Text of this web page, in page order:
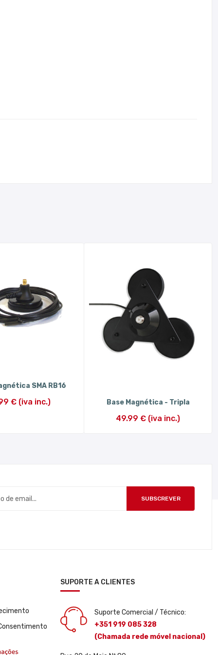
SMA RB16
€ (iva inc.) Base Magnética - Tripla
49.99 € (iva inc.)
SUBSCREVER
SUPORTE A CLIENTES
Suporte Comercial / Técnico:
+351 919 085 328
(Chamada rede móvel nacional)